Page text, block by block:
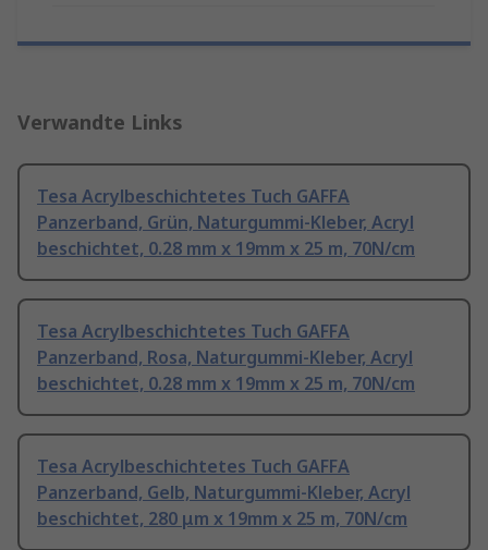
Verwandte Links
Tesa Acrylbeschichtetes Tuch GAFFA
Panzerband, Grün, Naturgummi-Kleber, Acryl
beschichtet, 0.28 mm x 19mm x 25 m, 70N/cm
Tesa Acrylbeschichtetes Tuch GAFFA
Panzerband, Rosa, Naturgummi-Kleber, Acryl
beschichtet, 0.28 mm x 19mm x 25 m, 70N/cm
Tesa Acrylbeschichtetes Tuch GAFFA
Panzerband, Gelb, Naturgummi-Kleber, Acryl
beschichtet, 280 μm x 19mm x 25 m, 70N/cm